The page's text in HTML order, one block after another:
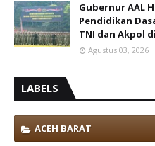
Gubernur AAL
Pendidikan
TNI dan Akpol
Agustus 03, 2026
LABELS
ACEH BARAT